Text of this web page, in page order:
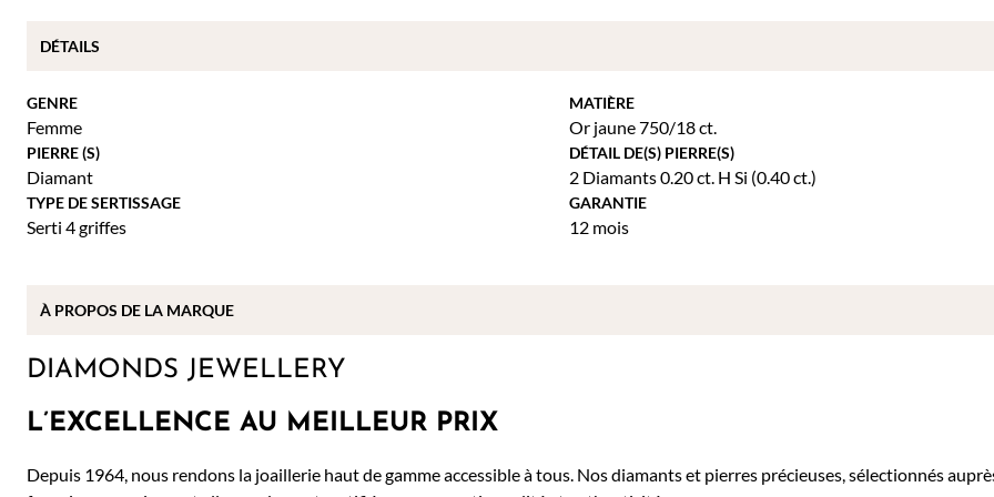
GENRE
Femme
MATIÈRE
Or jaune 750/18 ct.
PIERRE (S)
Diamant
DÉTAIL DE(S) PIERRE(S)
2 Diamants 0.20 ct. H Si (0.40 ct.)
TYPE DE SERTISSAGE
Serti 4 griffes
GARANTIE
12 mois
DIAMONDS JEWELLERY
L’EXCELLENCE AU MEILLEUR PRIX
Depuis 1964, nous rendons la joaillerie haut de gamme accessible à tous. Nos diamants et pierres précieuses, sélectionnés
DÉTAILS
À PROPOS DE LA MARQUE